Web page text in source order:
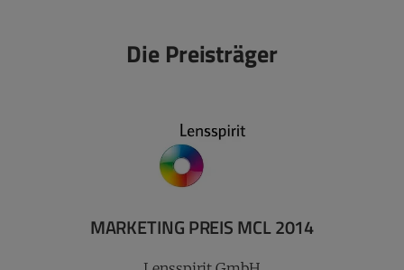
Die Preisträger
MARKETING PREIS MCL 2014